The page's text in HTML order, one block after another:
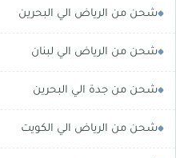
شحن من الرياض الي البحرين
شحن من الرياض الي لبنان
شحن من جدة الي البحرين
شحن من الرياض الي الكويت